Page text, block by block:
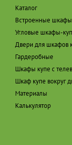
Каталог
Встроенные
Угловые шкафы-
Двери для шкафов
Гардеробные
Шкафы купе с
Шкаф купе вокруг
Материалы
Калькулятор